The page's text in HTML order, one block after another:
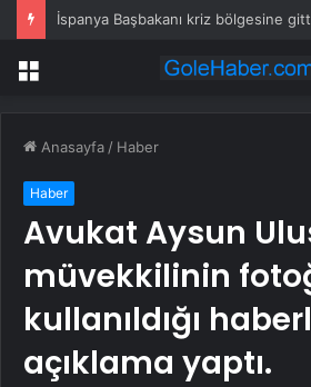
Menü
Anasayfa / Haber
Haber
Avukat Aysun
müvekkilinin
kullanıldığı
açıklama yaptı.